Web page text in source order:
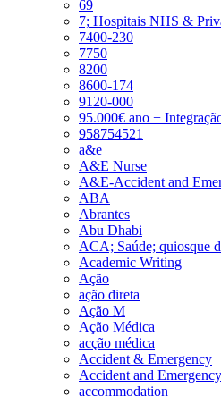
69
7; Hospitais NHS &
7400-230
7750
8200
8600-174
9120-000
95.000€ ano +
958754521
a&e
A&E Nurse
A&E-Accident and
ABA
Abrantes
Abu Dhabi
ACA; Saúde; quiosque
Academic Writing
Ação
ação direta
Ação M
Ação Médica
acção médica
Accident & Emergency
Accident and Emergency
accommodation